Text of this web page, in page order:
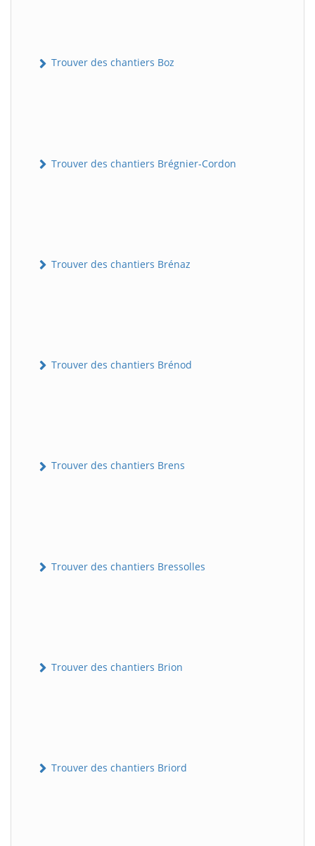
Trouver des chantiers Boz
Trouver des chantiers Brégnier-Cordon
Trouver des chantiers Brénaz
Trouver des chantiers Brénod
Trouver des chantiers Brens
Trouver des chantiers Bressolles
Trouver des chantiers Brion
Trouver des chantiers Briord